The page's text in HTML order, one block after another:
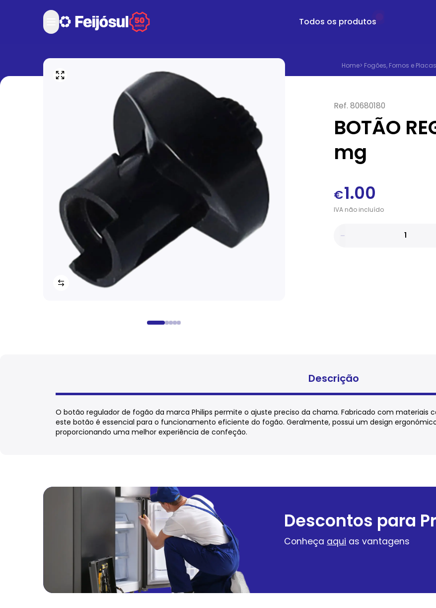
Todos os produtos
Home> Fogões, Fornos e Placas
Ref. 80680180
BOTÃO
mg
€1.00
IVAnãoincluído
Descrição
O botão regulador de fogão da marca Philips permite o ajuste preciso da chama. Fabricado com materiais
este botão é essencial para o funcionamento eficiente do fogão. Geralmente, possui um design
proporcionando uma melhor experiência de confeção.
Descontos para
Conheça aqui as vantagens